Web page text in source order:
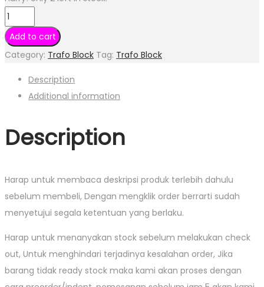
Vb
3.2/2/18
Block
6Pin
quantity
Add to cart
Category: Trafo Block Tag: Trafo Block
Description
Additional information
Description
Harap untuk membaca deskripsi produk terlebih dahulu
sebelum membeli, Dengan mengklik order berrarti sudah
menyetujui segala ketentuan yang berlaku.
Harap untuk menanyakan stock sebelum melakukan check
out, Untuk menghindari terjadinya kesalahan order, Jika
barang tidak ready stock maka kami akan proses dengan